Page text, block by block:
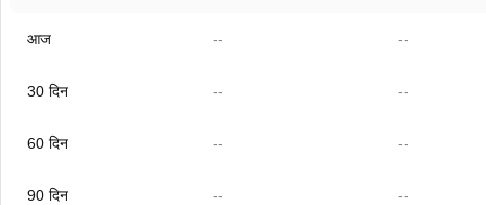
आज -- --
30 दिन -- --
60 दिन -- --
90 दिन -- --